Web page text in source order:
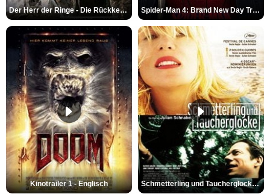
Der Herr der Ringe - Die Rückkehr des Königs Trailer OV Spider-Man 4: Brand New Day Trailer (3) DF
Kinotrailer 1 - Englisch Schmetterling und Taucherglocke Trailer DF